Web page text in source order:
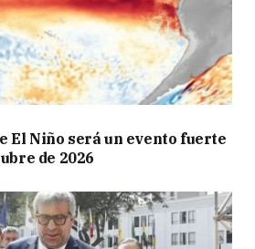
El Niño será un evento fuerte
de 2026